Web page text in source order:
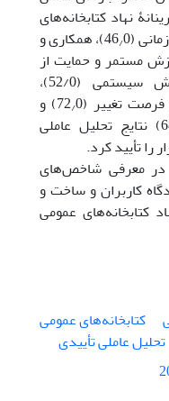
نهاد کتابخانه‌های
(46
/
0)، همکاری و
مستمر و حمایت از
توسعه (62/0)، انسجام و نگرش سیستمی (52/0)،
تغییر (72 /
0) و
0) نتایج تحلیل عاملی
را تأیید کرد.
در معرفی شاخصهای
کاربران و ساخت و
کتابخانههای عمومی
کتابخانه‌های عمومی
تحلیل عاملی تأییدی